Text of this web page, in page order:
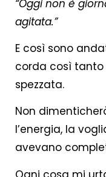
“Oggi non è
agitata.”
E così sono
corda così tanto
spezzata.
Non
l’energia, la
avevano